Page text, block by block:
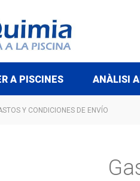
A PISCINES ANÀLISI
Y CONDICIONES DE ENVÍO